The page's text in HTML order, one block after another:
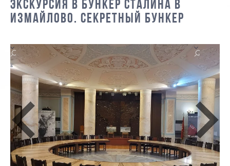
ЭКСКУРСИЯ В БУНКЕР СТАЛИНА В
ИЗМАЙЛОВО. СЕКРЕТНЫЙ БУНКЕР